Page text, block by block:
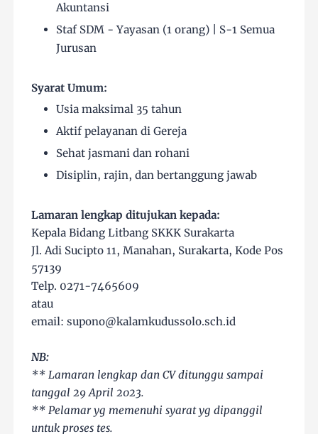
Akuntansi
Staf SDM - Yayasan (1 orang) | S-1 Semua
Jurusan
Syarat Umum:
Usia maksimal 35 tahun
Aktif pelayanan di Gereja
Sehat jasmani dan rohani
Disiplin, rajin, dan bertanggung jawab
Lamaran lengkap ditujukan kepada:
Kepala Bidang Litbang SKKK Surakarta
Jl. Adi Sucipto 11, Manahan, Surakarta, Kode Pos
57139
Telp. 0271-7465609
atau
email: supono@kalamkudussolo.sch.id
NB:
** Lamaran lengkap dan CV ditunggu sampai
tanggal 29 April 2023.
** Pelamar yg memenuhi syarat yg dipanggil
untuk proses tes.